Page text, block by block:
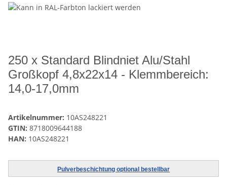
250 x Standard Blindniet Alu/Stahl
Großkopf 4,8x22x14 - Klemmbereich:
14,0-17,0mm
Artikelnummer: 10AS248221
GTIN: 8718009644188
HAN: 10AS248221
Pulverbeschichtung optional bestellbar